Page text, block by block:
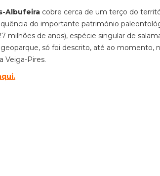
Albufeira cobre cerca de um terço do
do importante património
milhões de anos), espécie singular de
só foi descrito, até ao momento,
Veiga-Pires.